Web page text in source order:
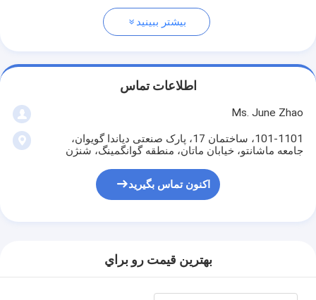
بیشتر ببینید
اطلاعات تماس
Ms. June Zhao
101-1101، ساختمان 17، پارک صنعتی دیاندا گویوان،
جامعه ماشانتو، خیابان ماتان، منطقه گوانگمینگ، شنژن
اکنون تماس بگیرید
بهترين قيمت رو براي